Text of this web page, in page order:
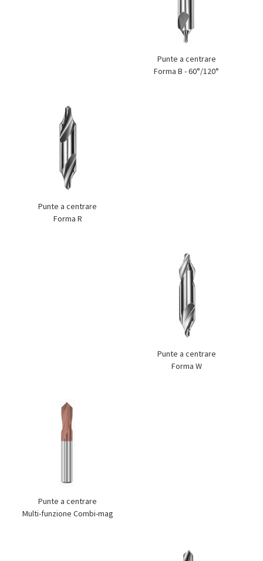
Punte a centrare
Forma B - 60°/120°
Punte a centrare
Forma R
Punte a centrare
Forma W
Punte a centrare
Multi-funzione Combi-mag